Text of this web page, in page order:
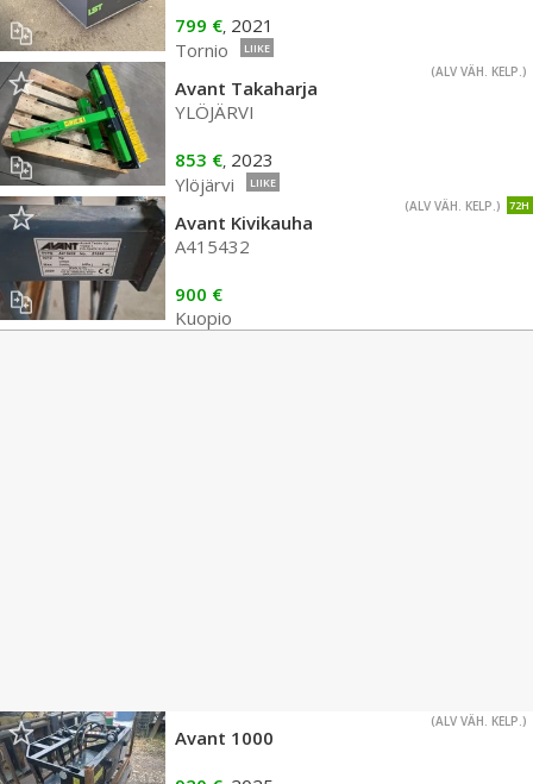
799 €, 2021
Tornio
LIIKE
(ALV VÄH. KELP.)
Avant Takaharja
YLÖJÄRVI
853 €, 2023
Ylöjärvi
LIIKE
72H
(ALV VÄH. KELP.)
Avant Kivikauha
A415432
900 €
Kuopio
(ALV VÄH. KELP.)
Avant 1000